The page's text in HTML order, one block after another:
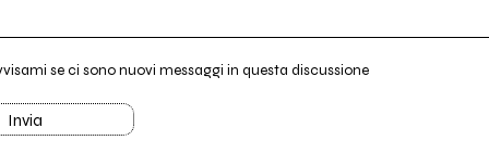
se ci sono nuovi messaggi in questa discussione
Invia